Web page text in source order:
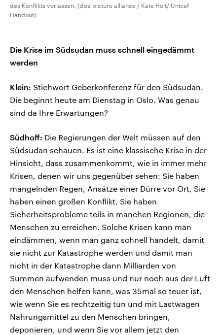
des Konflikts verlassen. (dpa picture alliance / Kate Holt/ Unicef
Handout)
Die Krise im Südsudan muss schnell eingedämmt
werden
Klein: Stichwort Geberkonferenz für den Südsudan.
Die beginnt heute am Dienstag in Oslo. Was genau
sind da Ihre Erwartungen?
Südhoff: Die Regierungen der Welt müssen auf den
Südsudan schauen. Es ist eine klassische Krise in der
Hinsicht, dass zusammenkommt, wie in immer mehr
Krisen, denen wir uns gegenüber sehen: Sie haben
mangelnden Regen, Ansätze einer Dürre vor Ort, Sie
haben einen großen Konflikt, Sie haben
Sicherheitsprobleme teils in manchen Regionen, die
Menschen zu erreichen. Solche Krisen kann man
eindämmen, wenn man ganz schnell handelt, damit
sie nicht zur Katastrophe werden und damit man
nicht in der Katastrophe dann Milliarden von
Summen aufwenden muss und nur noch aus der Luft
den Menschen helfen kann, was 35mal so teuer ist,
wie wenn Sie es rechtzeitig tun und mit Lastwagen
Nahrungsmittel zu den Menschen bringen,
deponieren, und wenn Sie vor allem jetzt den